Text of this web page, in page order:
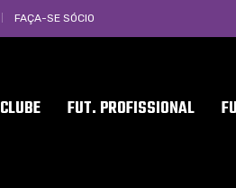
FAÇA-SE SÓCIO
CLUBE FUT. PROFISSIONAL